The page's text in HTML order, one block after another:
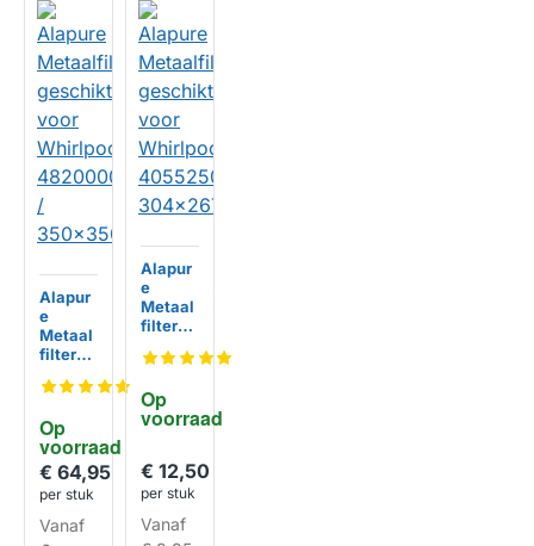
HUISMERK
Op
voorraad
Alapur
e
Metaal
filter
kt voor
ool
48200
00994
68 /
350x3
50mm
€ 64,95
per stuk
Vanaf
Op
voorraad
Alapur
e
Metaal
filter
kt voor
ool
40552
67x9m
m
€ 12,50
per stuk
Vanaf